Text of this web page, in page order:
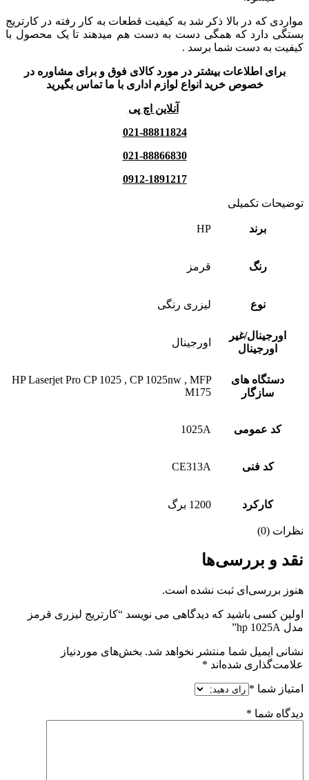
مواردی که در بالا ذکر شد به کیفیت قطعات به کار رفته در کارتریج
بستگی دارد که همگی دست به دست هم میدهند تا یک محصول با
کیفیت به دست شما برسد .
برای اطلاعات بیشتر در مورد کالای فوق و برای مشاوره در
خصوص خرید انواع لوازم اداری با ما تماس بگیرید
آنلاین اچ پی
021-88811824
021-88866830
0912-1891217
توضیحات تکمیلی
برند HP
رنگ قرمز
نوع لیزری رنگی
اورجینال/غیر
اورجینال
اورجینال
دستگاه های
سازگار
HP Laserjet Pro CP 1025 , CP 1025nw , MFP
M175
کد عمومی 1025A
کد فنی CE313A
کارکرد 1200 برگ
نظرات (0)
نقد و بررسی‌ها
هنوز بررسی‌ای ثبت نشده است.
اولین کسی باشید که دیدگاهی می نویسد “کارتریج لیزری قرمز
مدل hp 1025A”
نشانی ایمیل شما منتشر نخواهد شد. بخش‌های موردنیاز
علامت‌گذاری شده‌اند *
امتیاز شما *
دیدگاه شما *